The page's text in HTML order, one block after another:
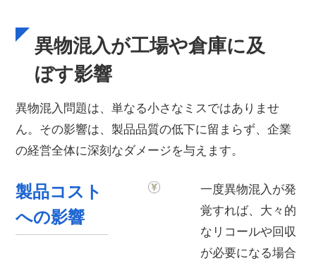
異物混入が工場や倉庫に及
ぼす影響
異物混入問題は、単なる小さなミスではありませ
ん。その影響は、製品品質の低下に留まらず、企業
の経営全体に深刻なダメージを与えます。
製品コスト
への影響
一度異物混入が発
覚すれば、大々的
なリコールや回収
が必要になる場合